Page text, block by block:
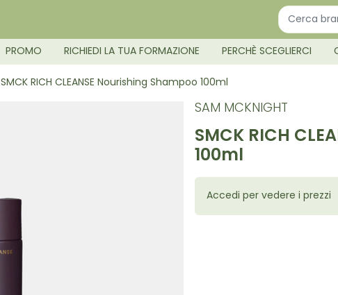
PROMO RICHIEDI LA TUA FORMAZIONE PERCHÈ SCEGLIERCI
SMCK RICH CLEANSE Nourishing Shampoo 100ml
SAM MCKNIGHT
SMCK RICH
100ml
Accedi per vedere i prezzi